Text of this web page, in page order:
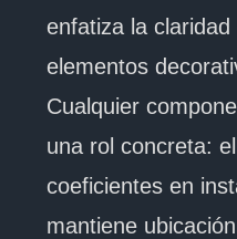
enfatiza la
elementos
Cualquier
una rol concreta:
coeficientes en
mantiene